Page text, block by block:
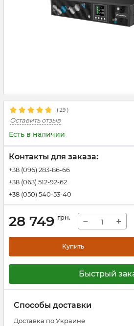
( 29 )
Оставить отзыв
Есть в наличии
Контакты для заказа:
+38 (096) 283-86-66
+38 (063) 512-92-62
+38 (050) 540-53-40
28 749 грн. − +
Купить
Быстрый
Способы доставки
Доставка по Украине